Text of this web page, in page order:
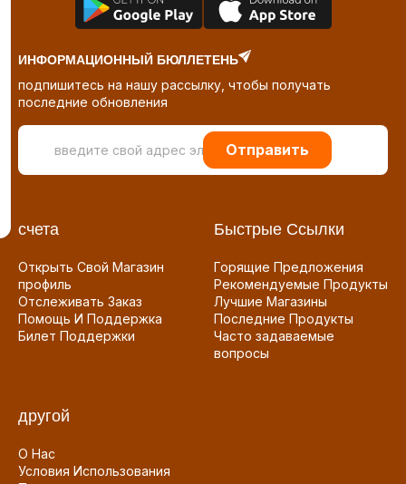
ИНФОРМАЦИОННЫЙ БЮЛЛЕТЕНЬ
подпишитесь на нашу рассылку, чтобы получать
последние обновления
Отправить
счета
Открыть Свой Магазин
профиль
Отслеживать Заказ
Помощь И Поддержка
Билет Поддержки
Быстрые Ссылки
Горящие Предложения
Рекомендуемые Продукты
Лучшие Магазины
Последние Продукты
Часто задаваемые
вопросы
другой
О Нас
Условия Использования